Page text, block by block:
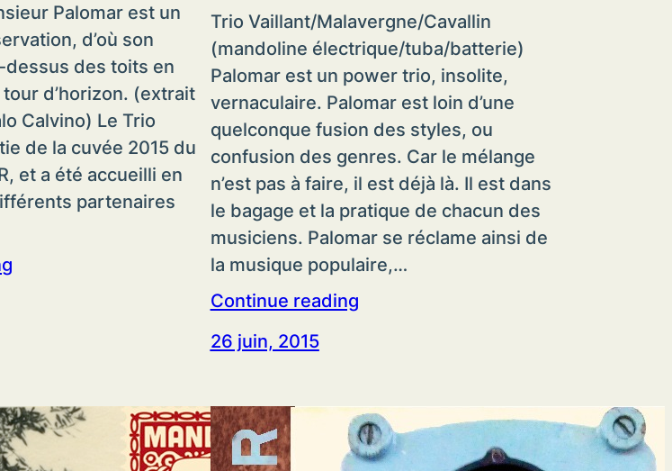
Palomar est un
d’où son
dessus des toits en
d’horizon. (extrait
Calvino) Le Trio
de la cuvée 2015 du
et a été accueilli en
partenaires
Trio Vaillant/Malavergne/Cavallin
(mandoline électrique/tuba/batterie)
Palomar est un power trio, insolite,
vernaculaire. Palomar est loin d’une
quelconque fusion des styles, ou
confusion des genres. Car le mélange
n’est pas à faire, il est déjà là. Il est dans
le bagage et la pratique de chacun des
musiciens. Palomar se réclame ainsi de
la musique populaire,…
Continue reading
26 juin, 2015